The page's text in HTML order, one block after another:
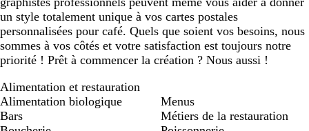
un style totalement unique à vos cartes postales
personnalisées pour café. Quels que soient vos besoins, nous
sommes à vos côtés et votre satisfaction est toujours notre
priorité ! Prêt à commencer la création ? Nous aussi !
Alimentation et restauration
Alimentation biologique
Bars
Menus
Métiers de la restauration